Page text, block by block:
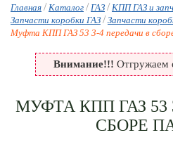
Главная / Каталог / ГАЗ / КПП ГАЗ и
Запчасти коробки ГАЗ / Запчасти
Муфта КПП ГАЗ 53 3-4 передачи в
Внимание!!! Отгружаем
МУФТА КПП ГАЗ 53
СБОРЕ